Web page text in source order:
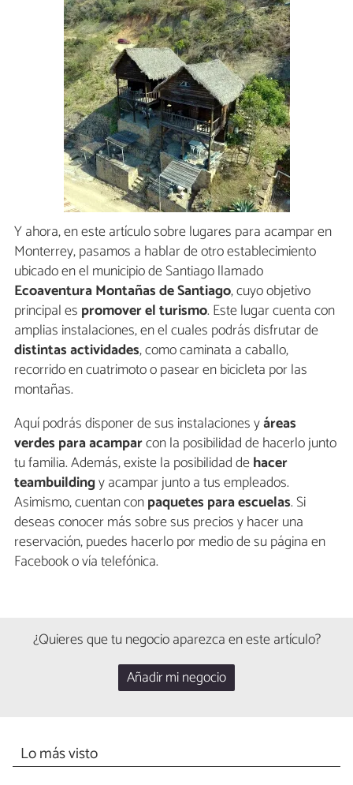
Y ahora, en este artículo sobre lugares para acampar en
Monterrey, pasamos a hablar de otro establecimiento
ubicado en el municipio de Santiago llamado
Ecoaventura Montañas de Santiago, cuyo objetivo
principal es promover el turismo. Este lugar cuenta con
amplias instalaciones, en el cuales podrás disfrutar de
distintas actividades, como caminata a caballo,
recorrido en cuatrimoto o pasear en bicicleta por las
montañas.
Aquí podrás disponer de sus instalaciones yáreas
verdes paraacamparcon la posibilidad de hacerlo junto
tu familia. Además, existe la posibilidad dehacer
teambuildingy acampar junto a tus empleados.
Asimismo, cuentan conpaquetes para escuelas. Si
deseas conocer más sobre sus precios y hacer una
reservación, puedes hacerlo por medio de su página en
Facebooko vía telefónica.
¿Quieres que tu negocio aparezca en este artículo?
Añadir mi negocio
Lo más visto